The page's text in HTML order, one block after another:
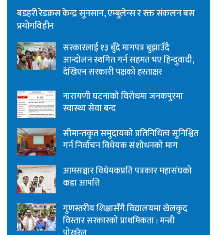
बडहरी रेडक्रस केन्द्र सुनसान, एम्बुलेन्स र रक्त संकलन बस
प्रयोगविहीन
सरकारलाई १३ बुँदे मागपत्र बुझाउँदै
आन्दोलन स्थगित गर्न सहमत भए हिन्दुवादी,
देखिएन सरकारी पक्षको हस्ताक्षर
नारायणी घटनाको विरोधमा जनकपुरमा
स्वास्थ्य सेवा बन्द
सीमान्तकृत समुदायको प्रतिनिधित्व सुनिश्चित
गर्न निर्वाचन विधेयक संशोधनको माग
आमसञ्चार विधेयकप्रति पत्रकार महासंघको
कडा आपत्ति
गुणस्तरीय शिक्षासँगै विद्यालयमा खेलकुद
विस्तार सरकारको प्राथमिकता : मन्त्री